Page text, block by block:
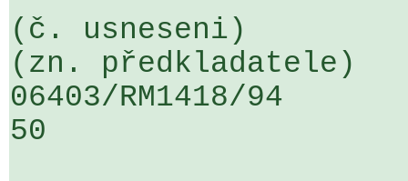
(č. usneseni)
(zn. předkladatele)
06403/RM1418/
50